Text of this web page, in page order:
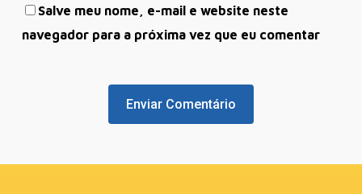
Salve meu nome, e-mail e website neste
navegador para a próxima vez que eu comentar